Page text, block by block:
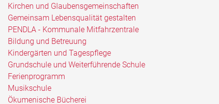
Kirchen und Glaubensgemeinschaften
Gemeinsam Lebensqualität gestalten
PENDLA - Kommunale Mitfahrzentrale
Bildung und Betreuung
Kindergärten und Tagespflege
Grundschule und Weiterführende Schule
Ferienprogramm
Musikschule
Ökumenische Bücherei